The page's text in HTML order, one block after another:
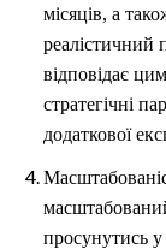
місяців, а
реалістичний
відповідає
стратегічні
додаткової
просунутись у